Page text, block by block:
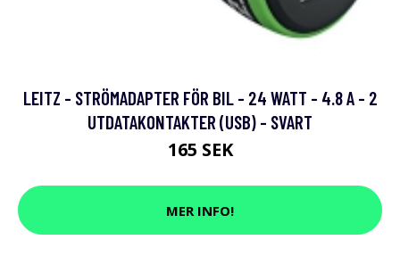
LEITZ - STRÖMADAPTER FÖR BIL - 24 WATT - 4.8 A - 2
UTDATAKONTAKTER (USB) - SVART
165 SEK
MER INFO!